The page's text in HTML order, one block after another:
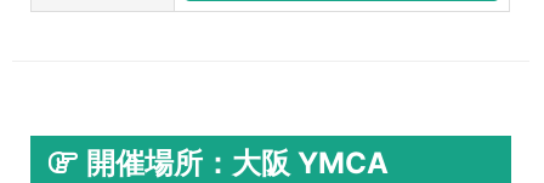
開催場所：大阪 YMCA